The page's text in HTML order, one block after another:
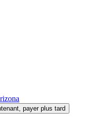
payer plus tard